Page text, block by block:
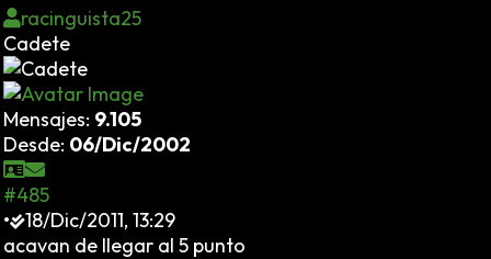
racinguista25
Cadete
Mensajes: 9.105
Desde: 06/Dic/2002
#485
•
18/Dic/2011, 13:29
acavan de llegar al 5 punto